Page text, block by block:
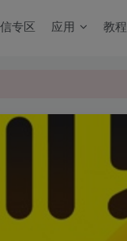
专区 应用 教程